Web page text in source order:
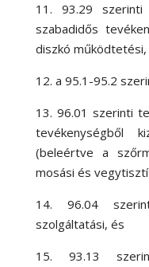
11. 93.29 szerinti
szabadidős
diszkó működtetési,
12. a 95.1-95.2
13. 96.01 szerinti
tevékenységből
(beleértve a
mosási és
14. 96.04
szolgáltatási, és
15. 93.13